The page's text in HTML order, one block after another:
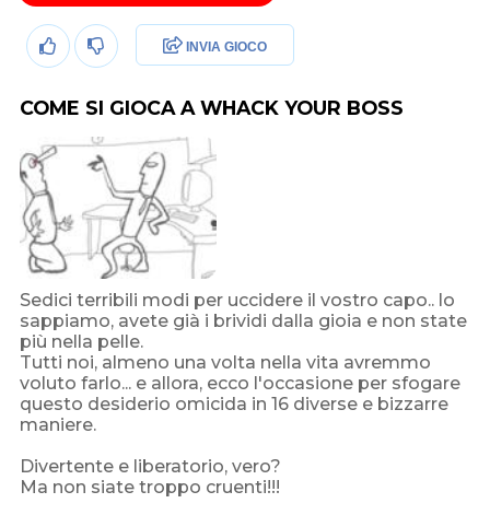
INVIA GIOCO
COME SI GIOCA A WHACK YOUR BOSS
Sedici terribili modi per uccidere il vostro capo.. lo
sappiamo, avete già i brividi dalla gioia e non state
più nella pelle.
Tutti noi, almeno una volta nella vita avremmo
voluto farlo... e allora, ecco l'occasione per sfogare
questo desiderio omicida in 16 diverse e bizzarre
maniere.
Divertente e liberatorio, vero?
Ma non siate troppo cruenti!!!